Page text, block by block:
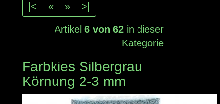
|<
« » >|
Artikel6 von 62 in dieser
Kategorie
Farbkies Silbergrau
Körnung 2-3 mm